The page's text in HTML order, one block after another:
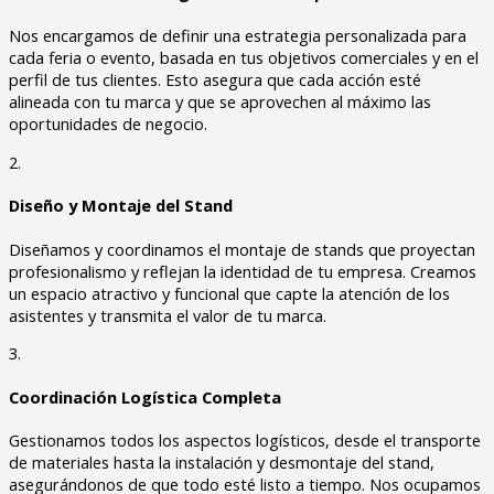
Nos encargamos de definir una estrategia personalizada para
cada feria o evento, basada en tus objetivos comerciales y en el
perfil de tus clientes. Esto asegura que cada acción esté
alineada con tu marca y que se aprovechen al máximo las
oportunidades de negocio.
2.
Diseño y Montaje del Stand
Diseñamos y coordinamos el montaje de stands que proyectan
profesionalismo y reflejan la identidad de tu empresa. Creamos
un espacio atractivo y funcional que capte la atención de los
asistentes y transmita el valor de tu marca.
3.
Coordinación Logística Completa
Gestionamos todos los aspectos logísticos, desde el transporte
de materiales hasta la instalación y desmontaje del stand,
asegurándonos de que todo esté listo a tiempo. Nos ocupamos